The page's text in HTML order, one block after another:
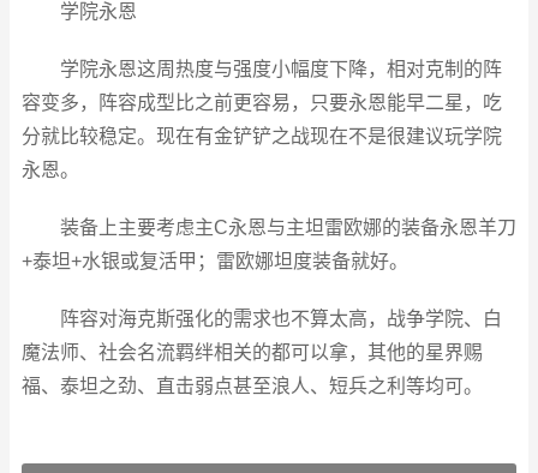
学院永恩
学院永恩这周热度与强度小幅度下降，相对克制的阵
容变多，阵容成型比之前更容易，只要永恩能早二星，吃
分就比较稳定。现在有金铲铲之战现在不是很建议玩学院
永恩。
装备上主要考虑主C永恩与主坦雷欧娜的装备永恩羊刀
+泰坦+水银或复活甲；雷欧娜坦度装备就好。
阵容对海克斯强化的需求也不算太高，战争学院、白
魔法师、社会名流羁绊相关的都可以拿，其他的星界赐
福、泰坦之劲、直击弱点甚至浪人、短兵之利等均可。